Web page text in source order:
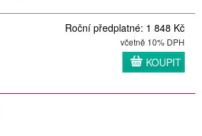
Roční předplatné: 1 848 Kč
včetně 10% DPH
KOUPIT